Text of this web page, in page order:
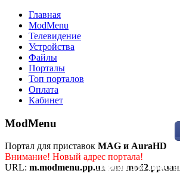
Главная
ModMenu
Телевидение
Устройства
Файлы
Порталы
Топ порталов
Оплата
Кабинет
Портал для
ModMenu
Портал для приставок MAG и AuraHD
Внимание! Новый адрес портала!
URL: m.modmenu.pp.ua или mod2.pp.ua